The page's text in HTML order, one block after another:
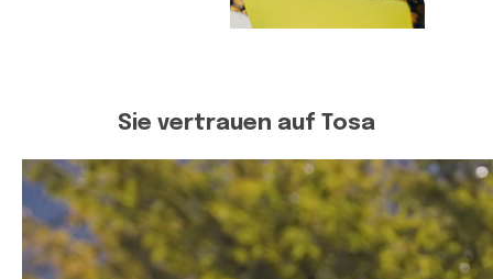
Sie vertrauen auf Tosa